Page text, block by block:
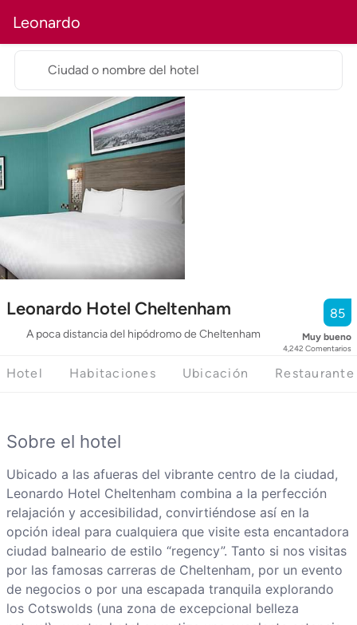
Leonardo
Leonardo Hotel Cheltenham
A poca distancia del hipódromo de Cheltenham
85
Muy bueno
4,242 Comentarios
Ciudad o nombre del hotel
Hotel Habitaciones Ubicación Restaurante
Sobre el hotel
Ubicado a las afueras del vibrante centro de la ciudad,
Leonardo Hotel Cheltenham combina a la perfección
relajación y accesibilidad, convirtiéndose así en la
opción ideal para cualquiera que visite esta encantadora
ciudad balneario de estilo “regency”. Tanto si nos visitas
por las famosas carreras de Cheltenham, por un evento
de negocios o por una escapada tranquila explorando
los Cotswolds (una zona de excepcional belleza